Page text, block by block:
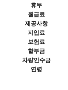
휴무
월급료
제공사항
지입료
보험료
할부금
차량인수금
연령